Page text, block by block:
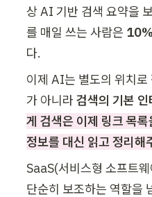
상 AI 기반 검색 요약을
를 매일 쓰는 사람은
다.
이제 AI는 별도의 위치로
가 아니라 검색의 기본 인
게 검색은 이제 링크 목
정보를 대신 읽고 정리해
단순히 보조하는 역할을